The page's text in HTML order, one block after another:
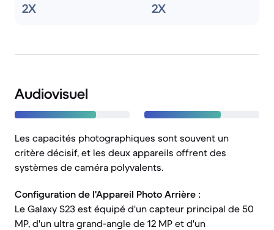
2X 2X
Audiovisuel
Les capacités photographiques sont souvent un
critère décisif, et les deux appareils offrent des
systèmes de caméra polyvalents.
Configuration de l'Appareil Photo Arrière :
Le Galaxy S23 est équipé d'un capteur principal de 50
MP, d'un ultra grand-angle de 12 MP et d'un